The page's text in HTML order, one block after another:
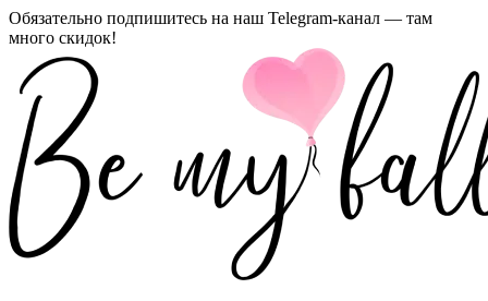
Обязательно подпишитесь на наш Telegram-канал — там
много скидок!